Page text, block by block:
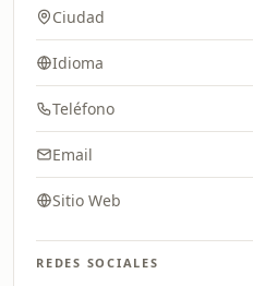
Ciudad
Idioma
Teléfono
Email
Sitio Web
REDES SOCIALES